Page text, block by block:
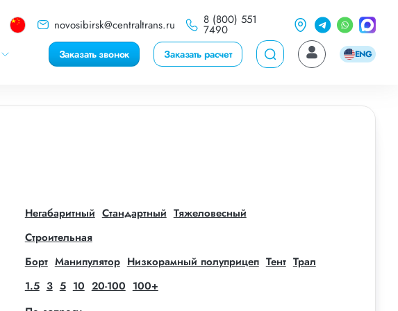
novosibirsk@centraltrans.ru 8 (800) 551
7490
Заказать звонок Заказать расчет ENG
Негабаритный Стандартный Тяжеловесный
Строительная
Борт Манипулятор Низкорамный полуприцеп Тент Трал
1.5 3 5 10 20-100 100+